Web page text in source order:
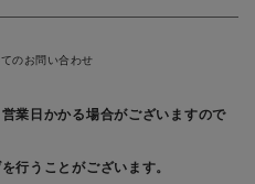
のお問い合わせ
業日かかる場合がございますので
行うことがございます。